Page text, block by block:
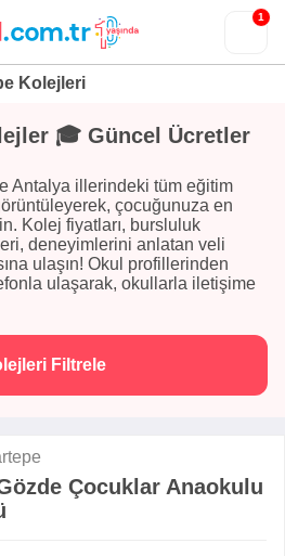
1
Kolejleri
🎓 Güncel Ücretler
Antalya illerindeki tüm eğitim
çocuğunuza en
Kolej fiyatları, bursluluk
deneyimlerini anlatan veli
ulaşın! Okul profillerinden
ulaşarak, okullarla iletişime
Filtrele
Çocuklar Anaokulu